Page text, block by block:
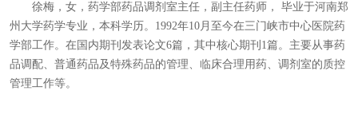
徐梅，女，药学部药品调剂室主任，副主任药师， 毕业于河南郑
州大学药学专业，本科学历。1992年10月至今在三门峡市中心医院药
学部工作。在国内期刊发表论文6篇，其中核心期刊1篇。主要从事药
品调配、普通药品及特殊药品的管理、临床合理用药、调剂室的质控
管理工作等。